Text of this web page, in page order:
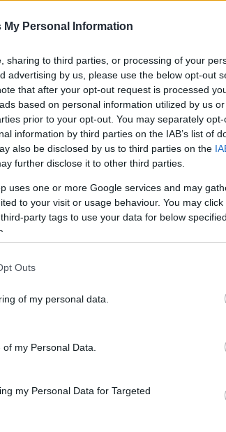
My Personal Information
sharing to third parties, or processing of your
advertising by us, please use the below opt-out
that after your opt-out request is processed
based on personal information utilized by us
prior to your opt-out. You may separately
information by third parties on the IAB’s list of
also be disclosed by us to third parties on the
further disclose it to other third parties.
uses one or more Google services and may
to your visit or usage behaviour. You may
party tags to use your data for below
Outs
of my personal data.
my Personal Data.
my Personal Data for Targeted
ΔΙΑΦΗΜΙΣΗ